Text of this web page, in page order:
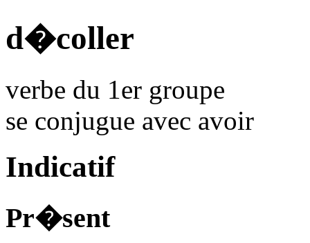
d�coller
verbe du 1er groupe
se conjugue avec avoir
Indicatif
Pr�sent